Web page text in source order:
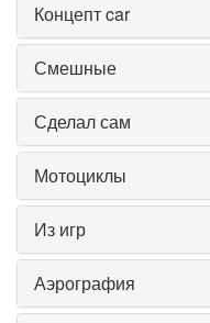
Концепт car
Смешные
Сделал сам
Мотоциклы
Из игр
Аэрография